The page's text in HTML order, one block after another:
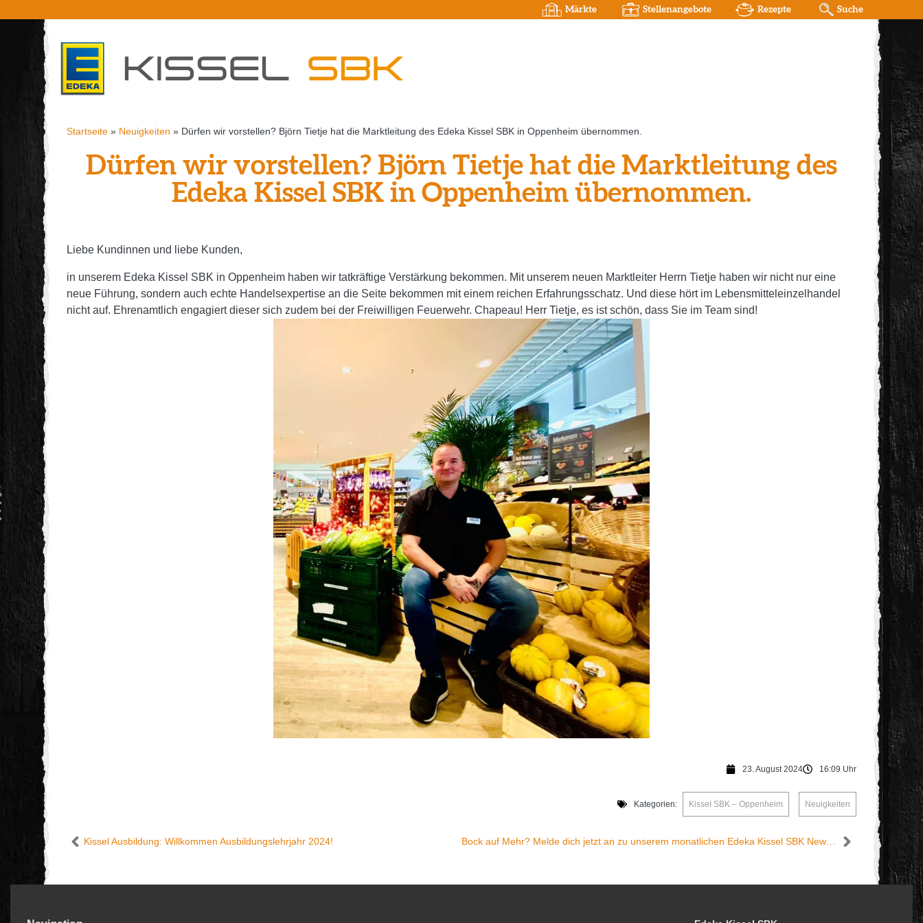
Märkte Stellenangebote Rezepte Suche
Startseite » Neuigkeiten » Dürfen wir vorstellen? Björn Tietje hat die Marktleitung des Edeka Kissel SBK in Oppenheim übernommen.
Dürfen wir vorstellen? Björn Tietje hat die Marktleitung des
Edeka Kissel SBK in Oppenheim übernommen.
Liebe Kundinnen und liebe Kunden,
in unserem Edeka Kissel SBK in Oppenheim haben wir tatkräftige Verstärkung bekommen. Mit unserem neuen Marktleiter Herrn Tietje haben wir nicht nur eine
neue Führung, sondern auch echte Handelsexpertise an die Seite bekommen mit einem reichen Erfahrungsschatz. Und diese hört im Lebensmitteleinzelhandel
nicht auf. Ehrenamtlich engagiert dieser sich zudem bei der Freiwilligen Feuerwehr. Chapeau! Herr Tietje, es ist schön, dass Sie im Team sind!
23. August 2024 16:09 Uhr
Kategorien: Kissel SBK – Oppenheim Neuigkeiten
Kissel Ausbildung: Willkommen Ausbildungslehrjahr 2024! Bock auf Mehr? Melde dich jetzt an zu unserem monatlichen Edeka Kissel SBK Newsletter!